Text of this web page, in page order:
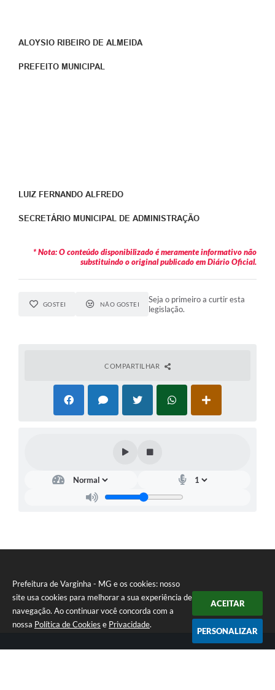
Prefeitura de Varginha - MG e os cookies: nosso
site usa cookies para melhorar a sua experiência de
navegação. Ao continuar você concorda com a
nossa Política de Cookies e Privacidade.
ACEITAR
PERSONALIZAR
ALOYSIO RIBEIRO DE ALMEIDA
PREFEITO MUNICIPAL
LUIZ FERNANDO ALFREDO
SECRETÁRIO MUNICIPAL DE ADMINISTRAÇÃO
* Nota: O conteúdo disponibilizado é meramente informativo não
substituindo o original publicado em Diário Oficial.
GOSTEI NÃO GOSTEI
Seja o primeiro a curtir esta
legislação.
COMPARTILHAR